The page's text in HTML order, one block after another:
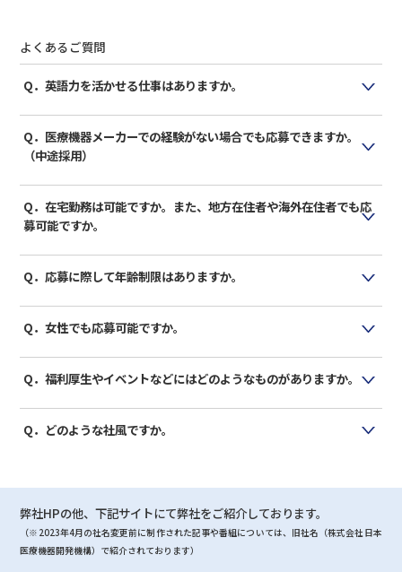
よくあるご質問
Q．英語力を活かせる仕事はありますか。
A. 弊社の売上の半分以上は海外であり、ほぼすべての部署で英語
を活かせる仕事があります。
Q．医療機器メーカーでの経験がない場合でも応募できますか。
（中途採用）
A. ポジションにより異なります。詳しくは各ポジションの応募要
項の必須要件をご確認ください。
Q．在宅勤務は可能ですか。また、地方在住者や海外在住者でも応
募可能ですか。
A. 多くの職種で、現在は週の半分ほどを在宅勤務とすることが可
能となっています（今後変更となる可能性があります）。一方
先しております。そのためご遠方の方に関しては、正社員では
なく業務委託ポジションを検討させていただく可能性がありま
Q．応募に際して年齢制限はありますか。
A. 年齢制限は特にございません。
Q．女性でも応募可能ですか。
A. 応募可能です。待遇・業務内容・キャリアパスに関して、性別
や国籍は一切関係ありません。2023年現在、スタッフ25人中
でご活躍いただいています。産休・育休・時短勤務の制度もも
ちろんあり、出産・育児休暇後の復職実績もあります。
Q．福利厚生やイベントなどにはどのようなものがありますか。
A. 持株会、リモートワーク手当、インフルエンザ予防接種費用の
一部補助、年に一度のオフサイトミーティング（宿泊）などが
Q．どのような社風ですか。
ワーシップの高い組織です。なお活躍している社員には、自ら
会社の課題を見つけて主体的に動く自律駆動型という特徴があ
ります。マネジメント層は、チーム力や個々の力を伸ばすこと
弊社HPの他、下記サイトにて弊社をご紹介しております。
（※2023年4月の社名変更前に制作された記事や番組については、旧社名（株式会社日本
医療機器開発機構）で紹介されております）